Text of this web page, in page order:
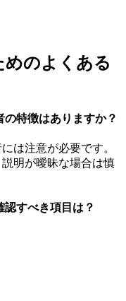
めのよくある
特徴はありますか？
は注意が必要です。
明が曖昧な場合は慎
すべき項目は？